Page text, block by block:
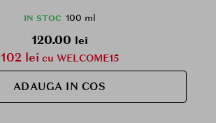
IN STOC 100 ml
120.00 lei
102 lei cu WELCOME15
ADAUGA IN COS